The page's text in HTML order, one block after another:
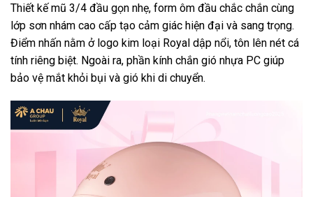
Thiết kế mũ 3/4 đầu gọn nhẹ, form ôm đầu chắc chắn cùng
lớp sơn nhám cao cấp tạo cảm giác hiện đại và sang trọng.
Điểm nhấn nằm ở logo kim loại Royal dập nổi, tôn lên nét cá
tính riêng biệt. Ngoài ra, phần kính chắn gió nhựa PC giúp
bảo vệ mắt khỏi bụi và gió khi di chuyển.